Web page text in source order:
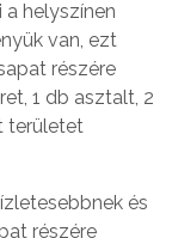
helyszínen
van, ezt
részére
1 db asztalt, 2
területet
és
részére